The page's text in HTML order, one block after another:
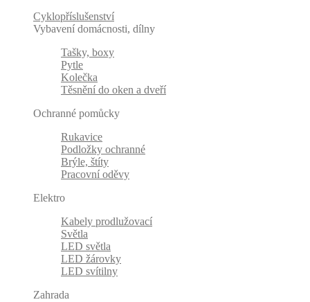
Cyklopříslušenství
Vybavení domácnosti, dílny
Tašky, boxy
Pytle
Kolečka
Těsnění do oken a dveří
Ochranné pomůcky
Rukavice
Podložky ochranné
Brýle, štíty
Pracovní oděvy
Elektro
Kabely prodlužovací
Světla
LED světla
LED žárovky
LED svítilny
Zahrada